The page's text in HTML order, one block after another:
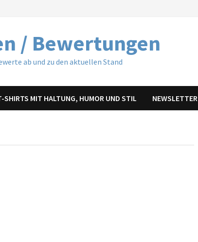
/ Bewertungen
ab und zu den aktuellen Stand
SHIRTS MIT HALTUNG, HUMOR UND STIL NEWSLETTER